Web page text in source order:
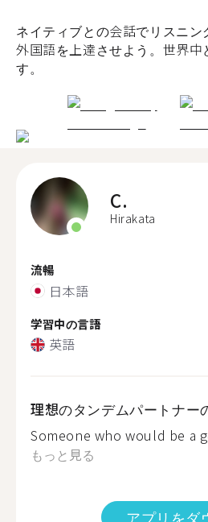
ネイティブとの会話でリスニン
外国語を上達させよう。世界中
す。
C.
Hirakata
流暢
日本語
学習中の言語
英語
理想のタンデムパートナー
Someone who would be a
もっと見る
アプリをダ